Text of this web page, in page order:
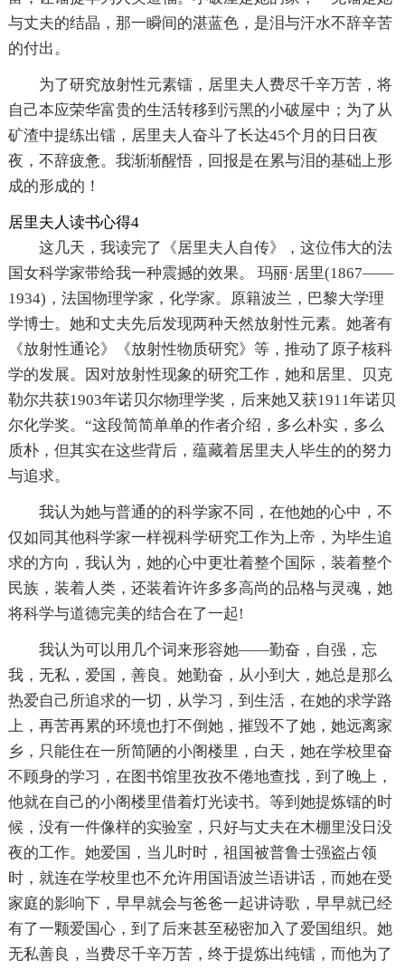
与丈夫的结晶，那一瞬间的湛蓝色，是泪与汗水不辞辛苦
的付出。
为了研究放射性元素镭，居里夫人费尽千辛万苦，将
自己本应荣华富贵的生活转移到污黑的小破屋中；为了从
矿渣中提练出镭，居里夫人奋斗了长达45个月的日日夜
夜，不辞疲惫。我渐渐醒悟，回报是在累与泪的基础上形
成的形成的！
居里夫人读书心得4
这几天，我读完了《居里夫人自传》，这位伟大的法
国女科学家带给我一种震撼的效果。 玛丽·居里(1867——
1934)，法国物理学家，化学家。原籍波兰，巴黎大学理
学博士。她和丈夫先后发现两种天然放射性元素。她著有
《放射性通论》《放射性物质研究》等，推动了原子核科
学的发展。因对放射性现象的研究工作，她和居里、贝克
勒尔共获1903年诺贝尔物理学奖，后来她又获1911年诺贝
尔化学奖。“这段简简单单的作者介绍，多么朴实，多么
质朴，但其实在这些背后，蕴藏着居里夫人毕生的的努力
与追求。
我认为她与普通的的科学家不同，在他她的心中，不
仅如同其他科学家一样视科学研究工作为上帝，为毕生追
求的方向，我认为，她的心中更壮着整个国际，装着整个
民族，装着人类，还装着许许多多高尚的品格与灵魂，她
将科学与道德完美的结合在了一起!
我认为可以用几个词来形容她——勤奋，自强，忘
我，无私，爱国，善良。她勤奋，从小到大，她总是那么
热爱自己所追求的一切，从学习，到生活，在她的求学路
上，再苦再累的环境也打不倒她，摧毁不了她，她远离家
乡，只能住在一所简陋的小阁楼里，白天，她在学校里奋
不顾身的学习，在图书馆里孜孜不倦地查找，到了晚上，
他就在自己的小阁楼里借着灯光读书。等到她提炼镭的时
候，没有一件像样的实验室，只好与丈夫在木棚里没日没
夜的工作。她爱国，当儿时时，祖国被普鲁士强盗占领
时，就连在学校里也不允许用国语波兰语讲话，而她在受
家庭的影响下，早早就会与爸爸一起讲诗歌，早早就已经
有了一颗爱国心，到了后来甚至秘密加入了爱国组织。她
无私善良，当费尽千辛万苦，终于提炼出纯镭，而他为了